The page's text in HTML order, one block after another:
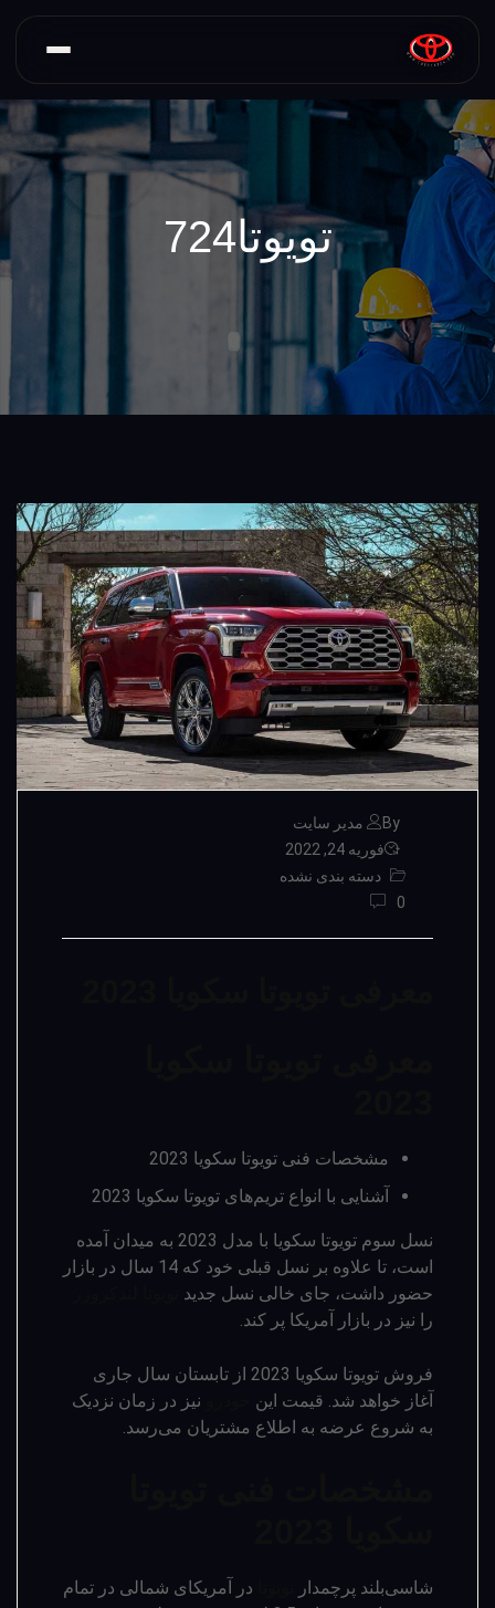
تویوتا724
By مدیر سایت
فوریه 24, 2022
دسته بندی نشده
0
مشخصات فنی تویوتا سکویا 2023
آشنایی با انواع تریم‌های تویوتا سکویا 2023
نسل سوم تویوتا سکویا با مدل 2023 به میدان آمده
است، تا علاوه بر نسل قبلی خود که 14 سال در بازار
حضور داشت، جای خالی نسل جدید
را نیز در بازار آمریکا پر کند.
فروش تویوتا سکویا 2023 از تابستان سال جاری
آغاز خواهد شد. قیمت این
نیز در زمان نزدیک
به شروع عرضه به اطلاع مشتریان می‌­رسد.
شاسی­‌بلند پرچمدار
در آمریکای شمالی در تمام